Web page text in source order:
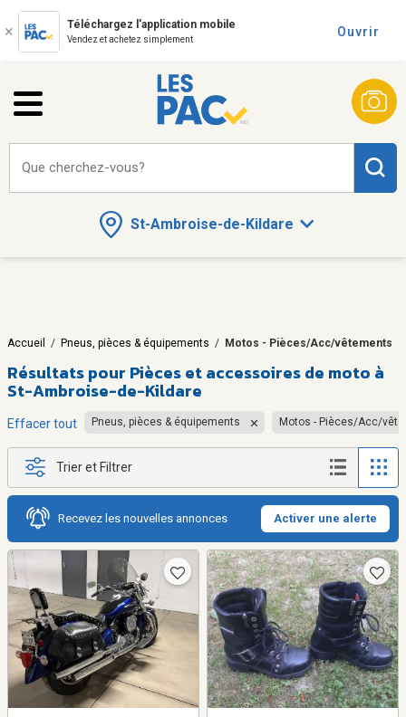
Téléchargez l'application mobile
Vendez et achetez simplement
Ouvrir
St-Ambroise-de-Kildare
Que cherchez-vous?
Accueil / Pneus, pièces & équipements / Motos - Pièces/Acc/vêtements
Résultats pour Pièces et accessoires de moto à
St-Ambroise-de-Kildare
Effacer tout Pneus, pièces & équipements Motos - Pièces/Acc/
Trier et Filtrer
Recevez les nouvelles annonces Activer une alerte